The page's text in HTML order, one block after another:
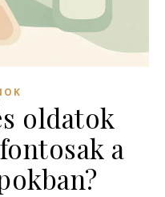
oldatok
a